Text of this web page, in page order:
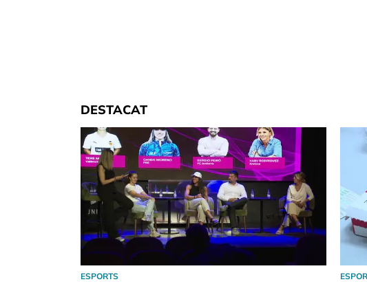
DESTACAT
ESPORTS